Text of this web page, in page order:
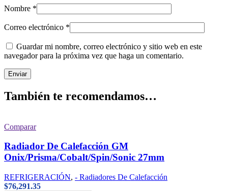
Nombre *
Correo electrónico *
Guardar mi nombre, correo electrónico y sitio web en este
navegador para la próxima vez que haga un comentario.
También te recomendamos…
Comparar
Radiador De Calefacción GM
Onix/Prisma/Cobalt/Spin/Sonic 27mm
REFRIGERACIÓN, - Radiadores De Calefacción
$76,291.35